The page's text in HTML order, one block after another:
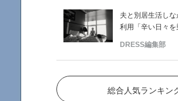
夫と別居生活し
利用「辛い日々を
DRESS編集部
総合人気ランキン